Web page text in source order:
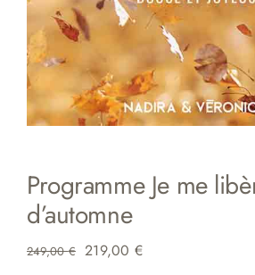
Programme Je me
d’automne
249,00€ Le
219,00 €Le